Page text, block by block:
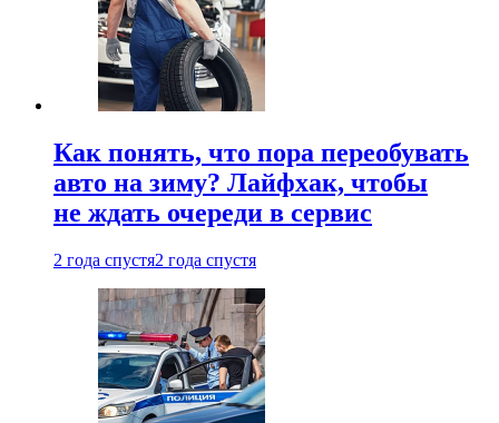
Как понять, что пора переобувать
авто на зиму? Лайфхак, чтобы
не ждать очереди в сервис
2 года спустя2 года спустя